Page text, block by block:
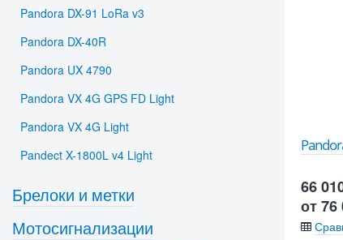
66
от 76
Pandora DX-91 LoRa v3
Pandora DX-40R
Pandora UX 4790
Pandora VX 4G GPS FD Light
Pandora VX 4G Light
Pandect X-1800L v4 Light
Брелоки и метки
Мотосигнализации